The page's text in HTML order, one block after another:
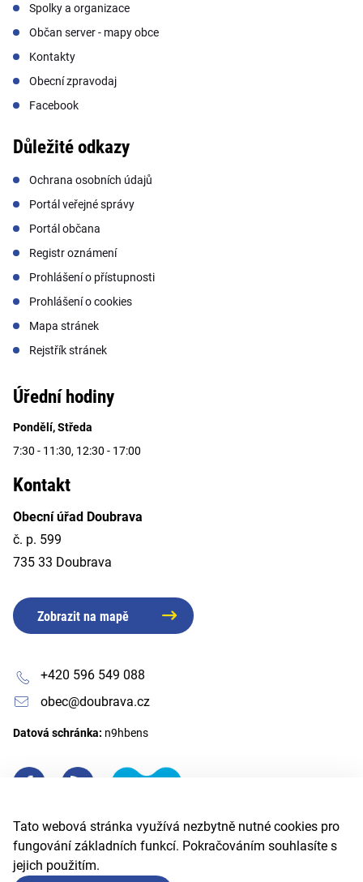
Tato webová stránka využívá nezbytně nutné cookies pro
fungování základních funkcí. Pokračováním souhlasíte s
jejich použitím.
Spolky a organizace
Občan server - mapy obce
Kontakty
Obecní zpravodaj
Facebook
Důležité odkazy
Ochrana osobních údajů
Portál veřejné správy
Portál občana
Registr oznámení
Prohlášení o přístupnosti
Prohlášení o cookies
Mapa stránek
Rejstřík stránek
Úřední hodiny
Pondělí, Středa
7:30 - 11:30, 12:30 - 17:00
Kontakt
Obecní úřad Doubrava
č. p. 599
735 33 Doubrava
Zobrazit na mapě
+420 596 549 088
obec@doubrava.cz
Datová schránka: n9hbens